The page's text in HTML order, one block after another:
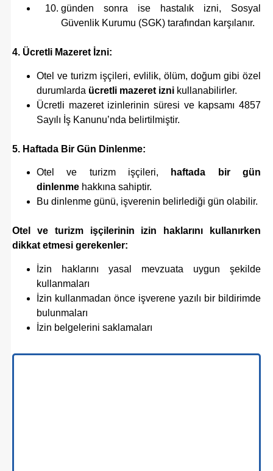
günden sonra ise hastalık izni, Sosyal
Güvenlik Kurumu (SGK) tarafından karşılanır.
4. Ücretli Mazeret İzni:
Otel ve turizm işçileri, evlilik, ölüm, doğum gibi özel
durumlarda ücretli mazeret izni kullanabilirler.
Ücretli mazeret izinlerinin süresi ve kapsamı 4857
Sayılı İş Kanunu’nda belirtilmiştir.
5. Haftada Bir Gün Dinlenme:
Otel ve turizm işçileri,
haftada bir gün
dinlenme hakkına sahiptir.
Bu dinlenme günü, işverenin belirlediği gün olabilir.
Otel ve turizm işçilerinin izin haklarını kullanırken
dikkat etmesi gerekenler:
İzin haklarını yasal mevzuata uygun şekilde
kullanmaları
İzin kullanmadan önce işverene yazılı bir bildirimde
bulunmaları
İzin belgelerini saklamaları